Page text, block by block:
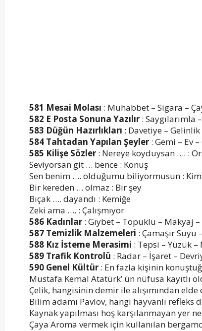
581 Mesai Molası : Muhabbet – Sigara –
582 E Posta Sonuna Yazılır : Saygılarımla
583 Düğün Hazırlıkları : Davetiye –
584 Tahtadan Yapılan Şeyler : Gemi – Ev
585 Kilişe Sözler : Nereye koyduysan …. :
Seviyorsan git … bence : Konuş
Sen benim …. olduğumu biliyormusun : Kim
Bir kereden … olmaz : Bir şey
Bıçak …. dayandı : Kemiğe
Zeki ama …. : Çalışmıyor
586 Kadınlar : Gıybet – Topuklu – Makyaj
587 Temizlik Malzemeleri : Çamaşır Suyu
588 Kız İsteme Merasimi : Tepsi – Yüzük
589 Trafik Kontrolü : Radar – İşaret –
590 Genel Kültür : En fazla kişinin
Mustafa Kemal Atatürk’ ün nüfusa kayıtlı
Çelik, hangisinin demir ile alışımından elde
Bilim adamı Pavlov, hangi hayvanlı refleks
Kaynak yapılması hoş karşılanmayan yer
Çaya Aroma vermek için kullanılan